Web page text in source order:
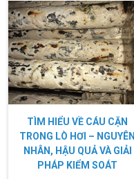
TÌM HIỂU VỀ CÁU CẶN
TRONG LÒ HƠI – NGUYÊN
NHÂN, HẬU QUẢ VÀ GIẢI
PHÁP KIỂM SOÁT